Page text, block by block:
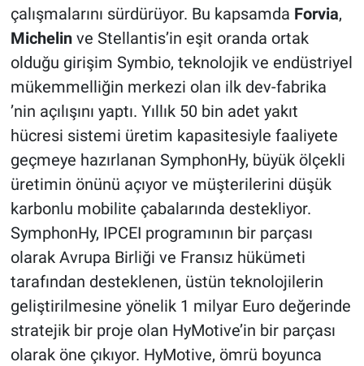
çalışmalarını sürdürüyor. Bu kapsamda Forvia,
Michelinve Stellantis’in eşit oranda ortak
olduğu girişim Symbio, teknolojik ve endüstriyel
mükemmelliğin merkezi olan ilk dev-fabrika
’nin açılışını yaptı. Yıllık 50 bin adet yakıt
hücresi sistemi üretim kapasitesiyle faaliyete
geçmeye hazırlanan SymphonHy, büyük ölçekli
üretimin önünü açıyor ve müşterilerini düşük
karbonlu mobilite çabalarında destekliyor.
SymphonHy, IPCEI programının bir parçası
olarak Avrupa Birliği ve Fransız hükümeti
tarafından desteklenen, üstün teknolojilerin
geliştirilmesine yönelik 1 milyar Euro değerinde
stratejik bir proje olan HyMotive’in bir parçası
olarak öne çıkıyor. HyMotive, ömrü boyunca